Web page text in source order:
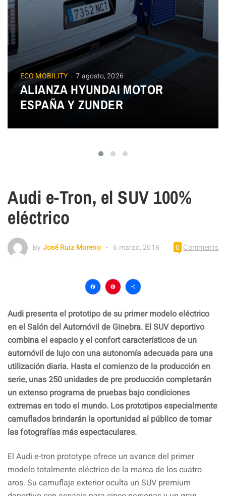
ECO MOBILITY 7 agosto, 2026
ALIANZA HYUNDAI MOTOR
ESPAÑA Y ZUNDER
Audi e-Tron, el SUV 100%
eléctrico
By José Ruiz Moreno 6 marzo, 2018 0 Comments
Facebook
Pinterest
Compartir
Audi presenta el prototipo de su primer modelo eléctrico
en el Salón del Automóvil de Ginebra. El SUV deportivo
combina el espacio y el confort característicos de un
automóvil de lujo con una autonomía adecuada para una
utilización diaria. Hasta el comienzo de la producción en
serie, unas 250 unidades de pre producción completarán
un extenso programa de pruebas bajo condiciones
extremas en todo el mundo. Los prototipos especialmente
camuflados brindarán la oportunidad al público de tomar
las fotografías más espectaculares.
El Audi e-tron prototype ofrece un avance del primer
modelo totalmente eléctrico de la marca de los cuatro
aros. Su camuflaje exterior oculta un SUV premium